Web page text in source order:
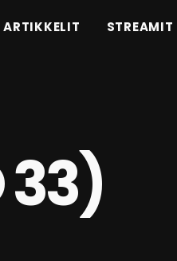
ARTIKKELIT STREAMIT
33)